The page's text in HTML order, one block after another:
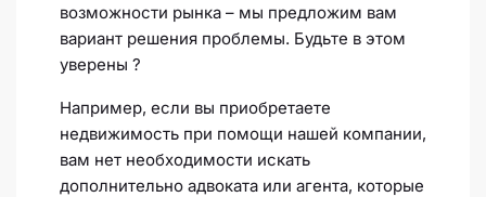
возможности рынка – мы предложим вам
вариант решения проблемы. Будьте в этом
уверены ?
Например, если вы приобретаете
недвижимость при помощи нашей компании,
вам нет необходимости искать
дополнительно адвоката или агента, которые